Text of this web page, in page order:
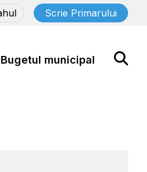
Scrie Primarului
Bugetul municipal